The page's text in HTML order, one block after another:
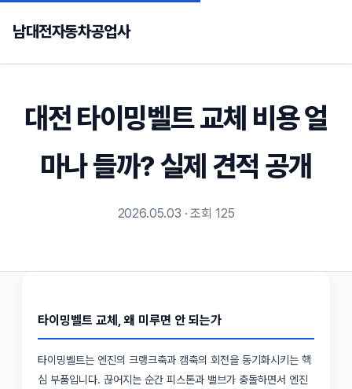
남대전자동차공업사
대전 타이밍벨트 교체 비용 얼
마나 들까? 실제 견적 공개
2026.05.03 · 조회 125
타이밍벨트 교체, 왜 미루면 안 되는가
타이밍벨트는 엔진의 크랭크축과 캠축의 회전을 동기화시키는 핵
심 부품입니다. 끊어지는 순간 피스톤과 밸브가 충돌하면서 엔진